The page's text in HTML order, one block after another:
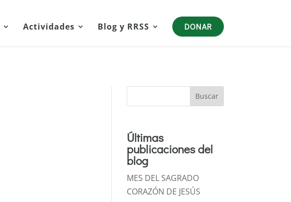
Actividades Blog y RRSS DONAR
Buscar
Últimas
publicaciones del
blog
MES DEL SAGRADO
CORAZÓN DE JESÚS